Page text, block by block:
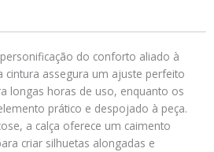
do conforto aliado à
cintura assegura um ajuste perfeito
longas horas de uso, enquanto os
prático e despojado à peça.
a calça oferece um caimento
criar silhuetas alongadas e